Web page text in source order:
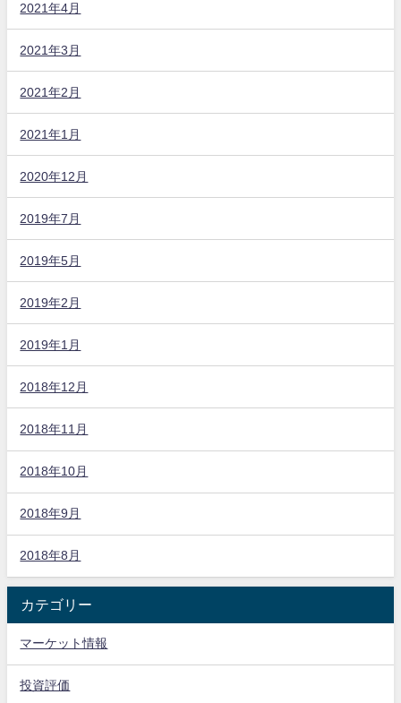
2021年4月
2021年3月
2021年2月
2021年1月
2020年12月
2019年7月
2019年5月
2019年2月
2019年1月
2018年12月
2018年11月
2018年10月
2018年9月
2018年8月
カテゴリー
マーケット情報
投資評価